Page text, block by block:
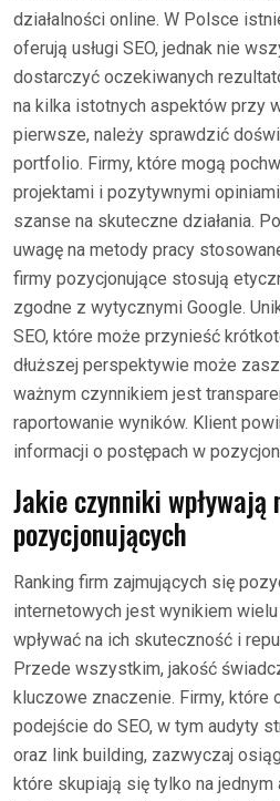
działalności online. W Polsce
oferują usługi SEO, jednak nie
dostarczyć oczekiwanych
na kilka istotnych aspektów przy
pierwsze, należy sprawdzić
portfolio. Firmy, które mogą
projektami i pozytywnymi
szanse na skuteczne działania.
uwagę na metody pracy
firmy pozycjonujące stosują
zgodne z wytycznymi Google.
SEO, które może przynieść
dłuższej perspektywie może
ważnym czynnikiem jest
raportowanie wyników. Klient
informacji o postępach w
Jakie czynniki
pozycjonujących
Ranking firm zajmujących się
internetowych jest wynikiem
wpływać na ich skuteczność i
Przede wszystkim, jakość
kluczowe znaczenie. Firmy, które
podejście do SEO, w tym audyty
oraz link building, zazwyczaj
które skupiają się tylko na jednym